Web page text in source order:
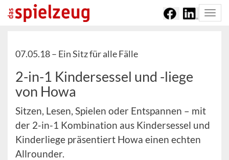
07.05.18 – Ein Sitz für alle Fälle
2-in-1 Kindersessel und -liege
von Howa
Sitzen, Lesen, Spielen oder Entspannen – mit
der 2-in-1 Kombination aus Kindersessel und
Kinderliege präsentiert Howa einen echten
Allrounder.